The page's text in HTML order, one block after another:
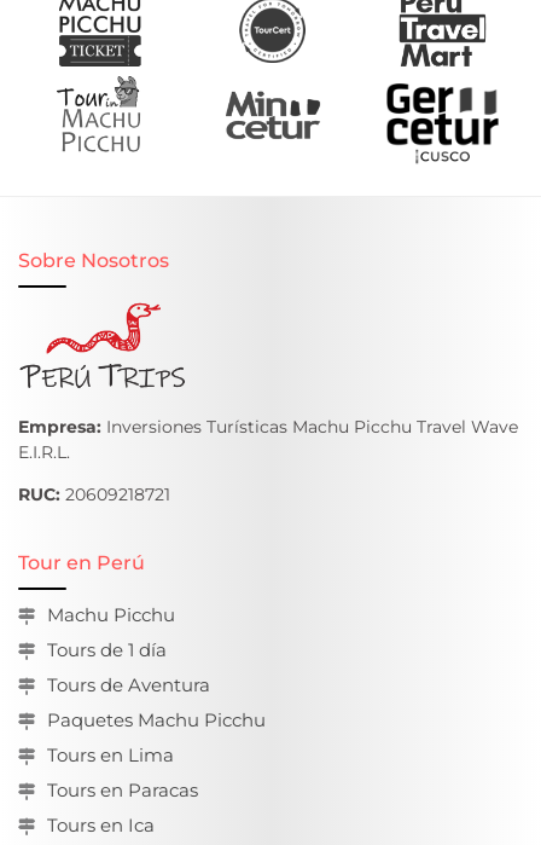
Sobre Nosotros
Empresa: Inversiones Turísticas Machu Picchu Travel Wave
E.I.R.L.
RUC: 20609218721
Tour en Perú
Machu Picchu
Tours de 1 día
Tours de Aventura
Paquetes Machu Picchu
Tours en Lima
Tours en Paracas
Tours en Ica